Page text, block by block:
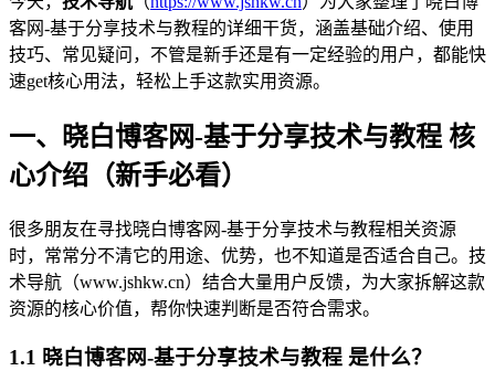
客网-基于分享技术与教程的详细干货，涵盖基础介绍、使用
技巧、常见疑问，不管是新手还是有一定经验的用户，都能快
速get核心用法，轻松上手这款实用资源。
一、晓白博客网-基于分享技术与教程 核
心介绍（新手必看）
很多朋友在寻找晓白博客网-基于分享技术与教程相关资源
时，常常分不清它的用途、优势，也不知道是否适合自己。技
术导航（www.jshkw.cn）结合大量用户反馈，为大家拆解这款
资源的核心价值，帮你快速判断是否符合需求。
1.1 晓白博客网-基于分享技术与教程 是什么？